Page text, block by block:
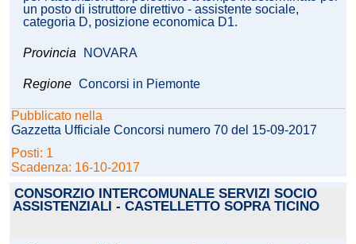
un posto di istruttore direttivo - assistente sociale,
categoria D, posizione economica D1.
Provincia NOVARA
Regione Concorsi in Piemonte
Pubblicato nella
Gazzetta Ufficiale Concorsi numero 70 del 15-09-2017
Posti: 1
Scadenza: 16-10-2017
CONSORZIO INTERCOMUNALE SERVIZI SOCIO
ASSISTENZIALI - CASTELLETTO SOPRA TICINO